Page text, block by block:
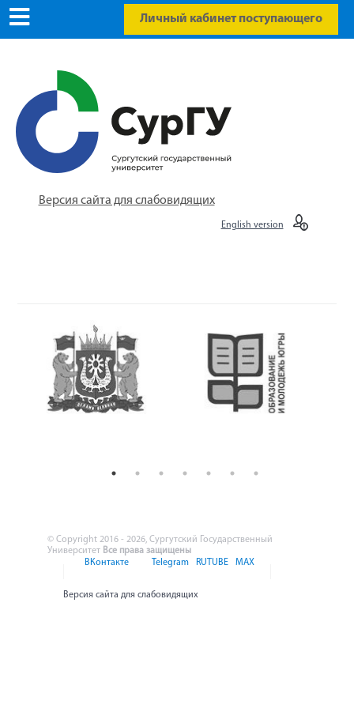
Личный кабинет поступающего
Версия сайта для слабовидящих
English version
© Copyright 2016 - 2026, Сургутский Государственный
Университет Все права защищены
ВКонтакте
Telegram RUTUBE MAX
Версия сайта для слабовидящих